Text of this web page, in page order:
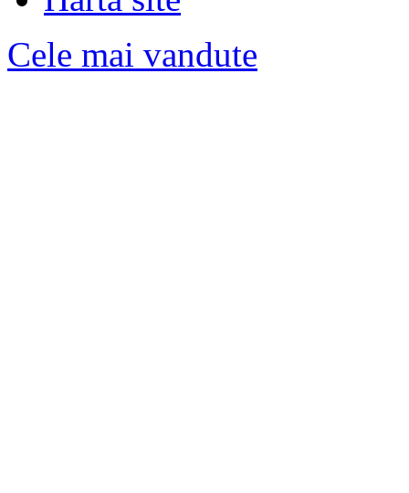
Cele mai vandute